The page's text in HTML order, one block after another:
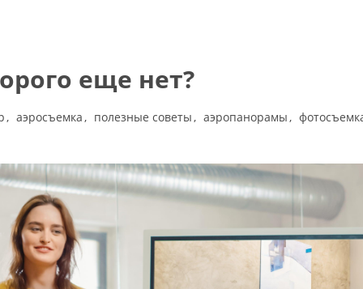
еще нет?
аэросъемка полезные советы аэропанорамы